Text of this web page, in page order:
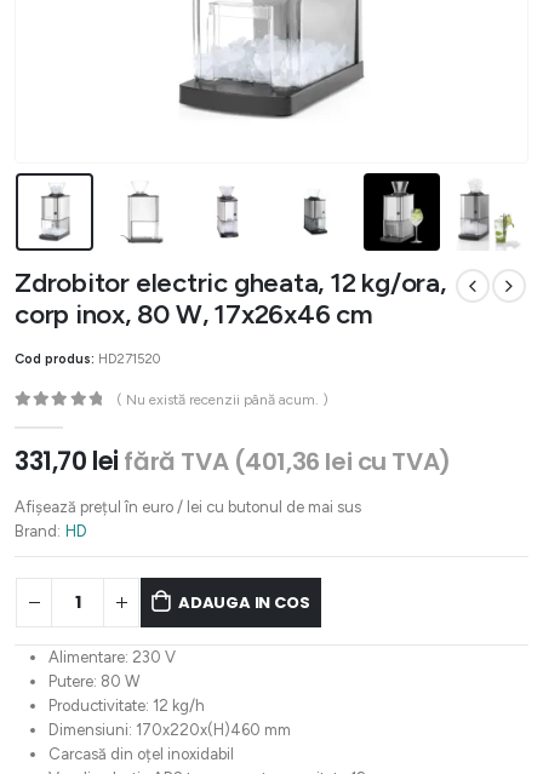
Zdrobitor electric gheata, 12 kg/ora,
corp inox, 80 W, 17x26x46 cm
Cod produs: HD271520
( Nu există recenzii până acum. )
331,70 lei fără TVA (401,36 lei cu TVA)
Afișează prețul în euro / lei cu butonul de mai sus
Brand: HD
ADAUGA IN COS
Alimentare: 230 V
Putere: 80 W
Productivitate: 12 kg/h
Dimensiuni: 170x220x(H)460 mm
Carcasă din oțel inoxidabil